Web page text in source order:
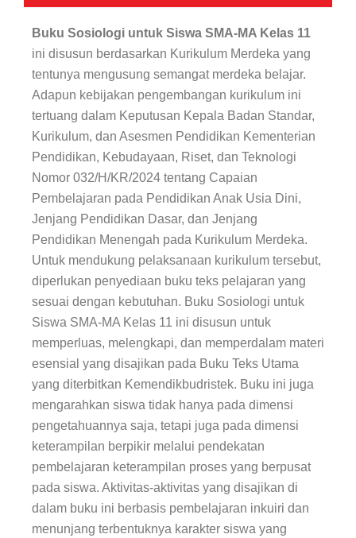
Buku Sosiologi untuk Siswa SMA-MA Kelas 11
ini disusun berdasarkan Kurikulum Merdeka yang
tentunya mengusung semangat merdeka belajar.
Adapun kebijakan pengembangan kurikulum ini
tertuang dalam Keputusan Kepala Badan Standar,
Kurikulum, dan Asesmen Pendidikan Kementerian
Pendidikan, Kebudayaan, Riset, dan Teknologi
Nomor 032/H/KR/2024 tentang Capaian
Pembelajaran pada Pendidikan Anak Usia Dini,
Jenjang Pendidikan Dasar, dan Jenjang
Pendidikan Menengah pada Kurikulum Merdeka.
Untuk mendukung pelaksanaan kurikulum tersebut,
diperlukan penyediaan buku teks pelajaran yang
sesuai dengan kebutuhan. Buku Sosiologi untuk
Siswa SMA-MA Kelas 11 ini disusun untuk
memperluas, melengkapi, dan memperdalam materi
esensial yang disajikan pada Buku Teks Utama
yang diterbitkan Kemendikbudristek. Buku ini juga
mengarahkan siswa tidak hanya pada dimensi
pengetahuannya saja, tetapi juga pada dimensi
keterampilan berpikir melalui pendekatan
pembelajaran keterampilan proses yang berpusat
pada siswa. Aktivitas-aktivitas yang disajikan di
dalam buku ini berbasis pembelajaran inkuiri dan
menunjang terbentuknya karakter siswa yang